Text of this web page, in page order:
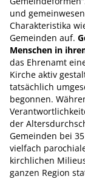
und
Charakteristika
Gemeinden auf.
Menschen in
das Ehrenamt
Kirche aktiv
tatsächlich
begonnen.
der
Gemeinden bei
vielfach
kirchlichen
ganzen Region